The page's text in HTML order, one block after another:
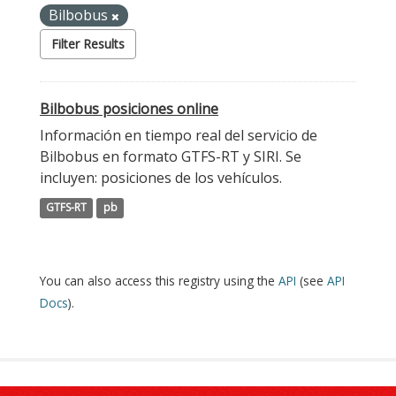
Bilbobus
Filter Results
Bilbobus posiciones online
Información en tiempo real del servicio de
Bilbobus en formato GTFS-RT y SIRI. Se
incluyen: posiciones de los vehículos.
GTFS-RT pb
You can also access this registry using the API (see API
Docs).